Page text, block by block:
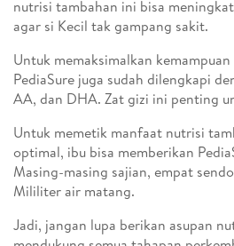
nutrisi tambahan ini bisa
agar si Kecil tak gampang sakit.
Untuk memaksimalkan
PediaSure juga sudah dilengkapi
AA, dan DHA. Zat gizi ini penting
Untuk memetik manfaat nutrisi
optimal, ibu bisa memberikan
Masing-masing sajian, empat
Mililiter air matang.
Jadi, jangan lupa berikan asupan